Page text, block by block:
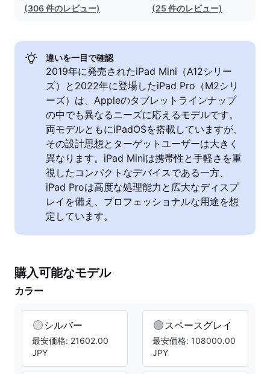
(306 件のレビュー)
(25 件のレビュー)
違いを一目で確認
2019年に発売されたiPad Mini（A12シリー
ズ）と2022年に登場したiPad Pro（M2シリ
ーズ）は、Appleのタブレットラインナップ
の中でも異なるニーズに応えるモデルです。
両モデルともにiPadOSを搭載していますが、
その設計思想とターゲットユーザーは大きく
異なります。iPad Miniは携帯性と手軽さを重
視したコンパクトなデバイスである一方、
iPad Proは高度な処理能力と広大なディスプ
レイを備え、プロフェッショナルな用途を想
定しています。
購入可能なモデル
カラー
シルバー
最安価格: 21602.00
JPY
スペースグレイ
最安価格: 108000.00
JPY